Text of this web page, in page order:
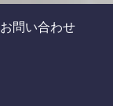
お問い合わせ